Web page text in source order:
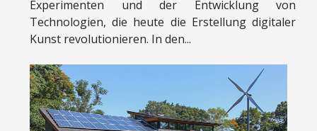
Experimenten und der Entwicklung von
Technologien, die heute die Erstellung digitaler
Kunst revolutionieren. In den...